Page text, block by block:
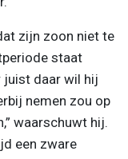
zijn zoon niet te
staat
juist daar wil hij
nemen zou op
waarschuwt hij.
een zware